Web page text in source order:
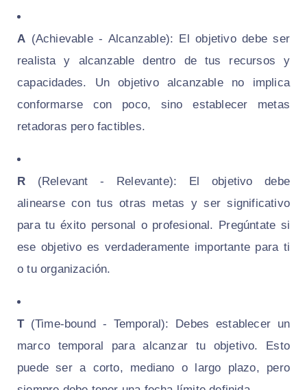
A (Achievable - Alcanzable): El objetivo debe ser
realista y alcanzable dentro de tus recursos y
capacidades. Un objetivo alcanzable no implica
conformarse con poco, sino establecer metas
retadoras pero factibles.
R (Relevant - Relevante): El objetivo debe
alinearse con tus otras metas y ser significativo
para tu éxito personal o profesional. Pregúntate si
ese objetivo es verdaderamente importante para ti
o tu organización.
T(Time-bound - Temporal): Debes establecer un
marco temporal para alcanzar tu objetivo. Esto
puede ser a corto, mediano o largo plazo, pero